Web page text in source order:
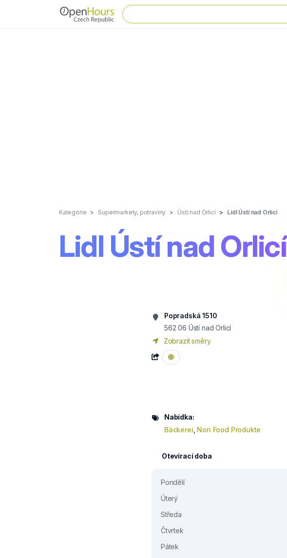
Kategorie Supermarkety, potraviny Ústí nad Orlicí Lidl Ústí nad Orlicí
Lidl Ústí nad Orlicí
Popradská 1510
562 06 Ústí nad Orlicí
Zobrazit směry
Nabídka:
Bäckerei Non Food Produkte
Otevírací doba
Pondělí
Úterý
Středa
Čtvrtek
Pátek